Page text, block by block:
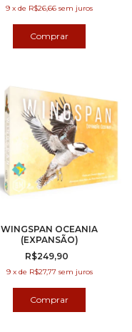
9 xde R$26,66 sem juros
WINGSPAN OCEANIA
(EXPANSÃO)
R$249,90
9 x de R$27,77 sem juros